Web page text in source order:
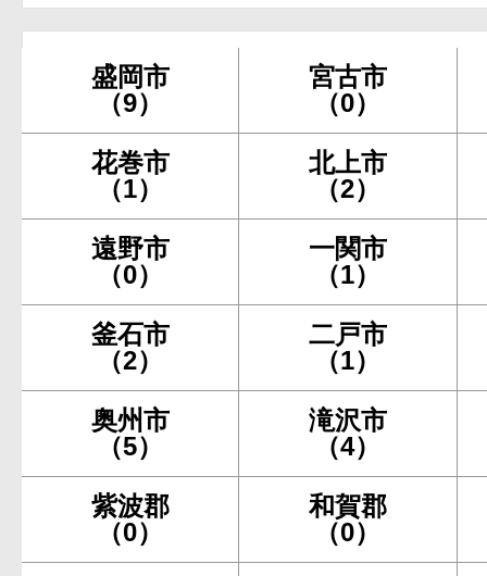
盛岡市
（9）
宮古市
（0）
花巻市
（1）
北上市
（2）
遠野市
（0）
一関市
（1）
釜石市
（2）
二戸市
（1）
奥州市
（5）
滝沢市
（4）
紫波郡
（0）
和賀郡
（0）